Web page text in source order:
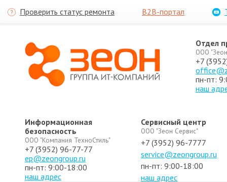
Проверить статус ремонта B2B-портал
Отдел
ООО
+7
пн-пт:
наш
Информационная
безопасность
ООО "Компания ТехноСтиль"
+7 (3952) 96-77-77
ep@zeongroup.ru
пн-пт: 9:00-18:00
наш адрес
Сервисный центр
ООО "Зеон Сервис"
+7 (3952) 96-7777
service@zeongroup.ru
пн-пт: 9:00-18:00
наш адрес